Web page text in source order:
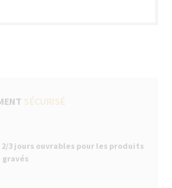
SÉCURISÉ
2/3 jours ouvrables pour les produits
gravés